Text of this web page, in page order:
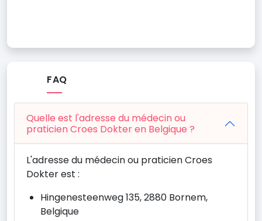
FAQ
Quelle est l'adresse du médecin ou
praticien Croes Dokter en Belgique ?
L'adresse du médecin ou praticien Croes
Dokter est :
Hingenesteenweg 135, 2880 Bornem,
Belgique